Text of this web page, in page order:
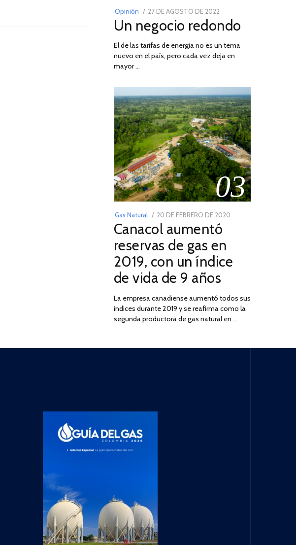
Opinión
POSTED
ON
27 DE AGOSTO DE 2022
DE
DE
2022
Un negocio redondo
El de las tarifas de energía no es un tema
nuevo en el país, pero cada vez deja en
mayor …
03
Gas Natural
POSTED
ON
20 DE FEBRERO DE 2020
2025
Canacol aumentó
reservas de gas en
2019, con un índice
de vida de 9 años
La empresa canadiense aumentó todos sus
índices durante 2019 y se reafirma como la
segunda productora de gas natural en …